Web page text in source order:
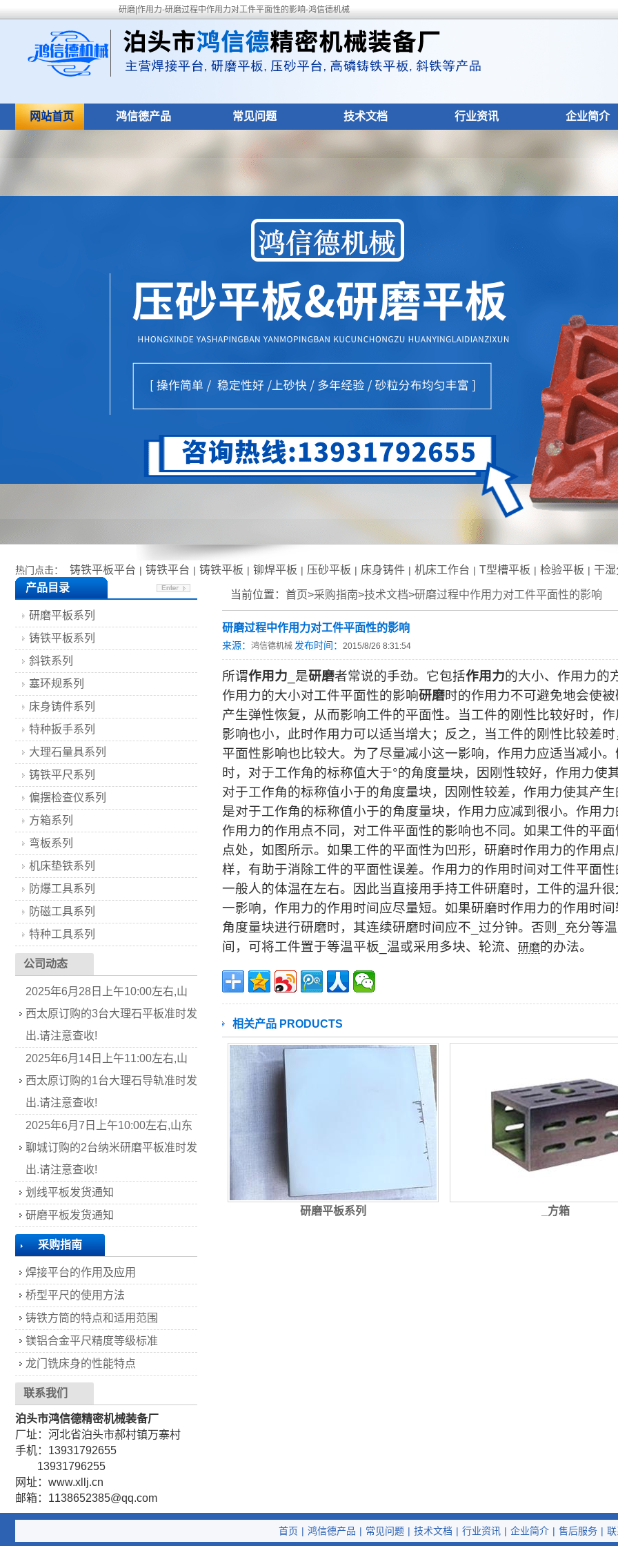
研磨|作用力-研磨过程中作用力对工件平面性的影响-鸿信德机械
网站首页 鸿信德产品 常见问题 技术文档 行业资讯 企业简介
热门点击： 铸铁平板平台 | 铸铁平台 | 铸铁平板 | 铆焊平板 | 压砂平板 | 床身铸件 | 机床工作台 | T型槽平板 | 检验平板 | 干
当前位置： 首页>采购指南>技术文档>研磨过程中作用力对工件平面性的影响
研磨过程中作用力对工件平面性的影响
来源： 鸿信德机械 发布时间： 2015/8/26 8:31:54
所谓作用力 _是研磨者常说的手劲。它包括作用力的大小、作用力的
作用力的大小对工件平面性的影响研磨时的作用力不可避免地会使
产生弹性恢复，从而影响工件的平面性。当工件的刚性比较好时，
影响也小，此时作用力可以适当增大；反之，当工件的刚性比较差
平面性影响也比较大。为了尽量减小这一影响，作用力应适当减小
时，对于工作角的标称值大于°的角度量块，因刚性较好，作用力
对于工作角的标称值小于的角度量块，因刚性较差，作用力使其产
是对于工作角的标称值小于的角度量块，作用力应减到很小。作用
作用力的作用点不同，对工件平面性的影响也不同。如果工件的平
点处，如图所示。如果工件的平面性为凹形，研磨时作用力的作用
样，有助于消除工件的平面性误差。作用力的作用时间对工件平面
一般人的体温在左右。因此当直接用手持工件研磨时，工件的温升
一影响，作用力的作用时间应尽量短。如果研磨时作用力的作用时
角度量块进行研磨时，其连续研磨时间应不_过分钟。否则_充分等
间，可将工件置于等温平板_温或采用多块、轮流、
研磨的办法。
相关产品 PRODUCTS
研磨平板系列 _方箱
产品目录
研磨平板系列
铸铁平板系列
斜铁系列
塞环规系列
床身铸件系列
特种扳手系列
大理石量具系列
铸铁平尺系列
偏摆检查仪系列
方箱系列
弯板系列
机床垫铁系列
防爆工具系列
防磁工具系列
特种工具系列
公司动态
2025年6月28日上午10:00左右,山
西太原订购的3台大理石平板准时发
出.请注意查收!
2025年6月14日上午11:00左右,山
西太原订购的1台大理石导轨准时发
出.请注意查收!
2025年6月7日上午10:00左右,山东
聊城订购的2台纳米研磨平板准时发
出.请注意查收!
划线平板发货通知
研磨平板发货通知
采购指南
焊接平台的作用及应用
桥型平尺的使用方法
铸铁方筒的特点和适用范围
镁铝合金平尺精度等级标准
龙门铣床身的性能特点
联系我们
泊头市鸿信德精密机械装备厂
厂址：河北省泊头市郝村镇万寨村
手机：13931792655
13931796255
网址：www.xllj.cn
邮箱：1138652385@qq.com
首页 | 鸿信德产品 | 常见问题 | 技术文档 | 行业资讯 | 企业简介 | 售后服务 |